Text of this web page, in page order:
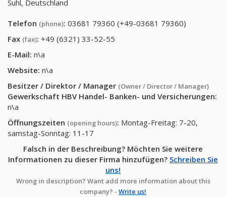
Suhl, Deutschland
Telefon (phone): 03681 79360 (+49-03681 79360)
Fax (fax): +49 (6321) 33-52-55
E-Mail: n\a
Website: n\a
Besitzer / Direktor / Manager (Owner / Director / Manager)
Gewerkschaft HBV Handel- Banken- und Versicherungen:
n\a
Öffnungszeiten (opening hours): Montag-Freitag: 7-20,
samstag-Sonntag: 11-17
Falsch in der Beschreibung? Möchten Sie weitere
Informationen zu dieser Firma hinzufügen? Schreiben Sie
uns!
Wrong in description? Want add more information about this
company? - Write us!